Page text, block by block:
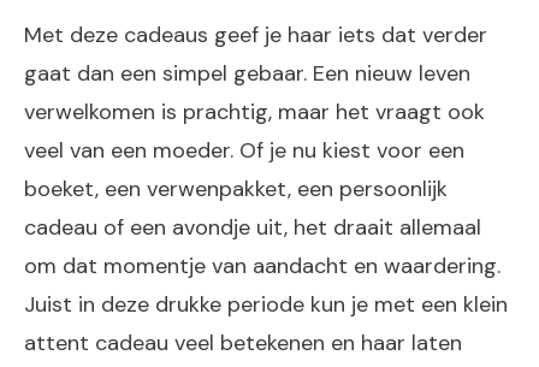
Met deze cadeaus geef je haar iets dat verder
gaat dan een simpel gebaar. Een nieuw leven
verwelkomen is prachtig, maar het vraagt ook
veel van een moeder. Of je nu kiest voor een
boeket, een verwenpakket, een persoonlijk
cadeau of een avondje uit, het draait allemaal
om dat momentje van aandacht en waardering.
Juist in deze drukke periode kun je met een klein
attent cadeau veel betekenen en haar laten